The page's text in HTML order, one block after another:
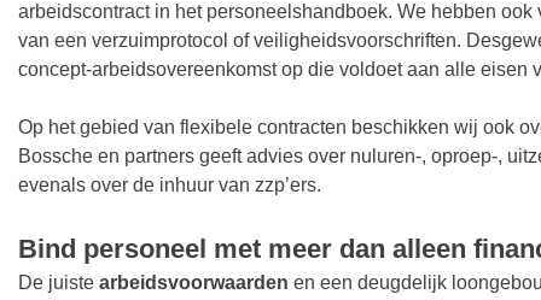
arbeidscontract in het personeelshandboek. We hebben
van een verzuimprotocol of veiligheidsvoorschriften.
concept-arbeidsovereenkomst op die voldoet aan alle eisen
Op het gebied van flexibele contracten beschikken wij ook
Bossche en partners geeft advies over nuluren-, oproep-,
evenals over de inhuur van zzp’ers.
Bind personeel met meer dan alleen
De juiste arbeidsvoorwaarden en een deugdelijk